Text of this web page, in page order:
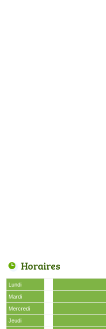
Horaires
Lundi
Mardi
Mercredi
Jeudi